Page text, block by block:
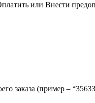
предоплату,
заказа (пример –